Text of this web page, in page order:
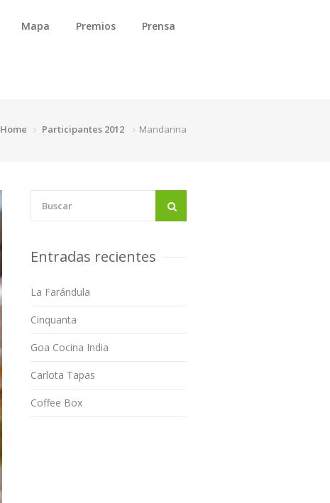
Mapa Premios Prensa
Home Participantes 2012 Mandarina
Entradas recientes
La Farándula
Cinquanta
Goa Cocina India
Carlota Tapas
Coffee Box